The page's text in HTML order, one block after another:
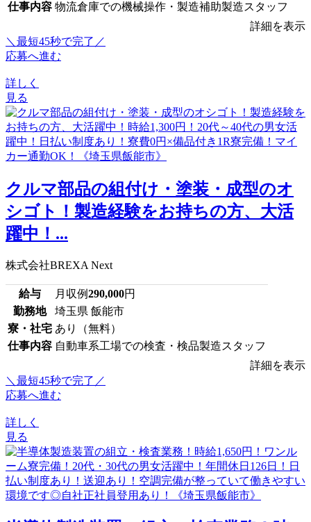
仕事内容 物流倉庫での機械操作・製造補助製造スタッフ
詳細を表示
＼最短45秒で完了／
応募へ進む
詳しく
見る
クルマ部品の組付け・塗装・成型のオ
シゴト！製造経験をお持ちの方、大活
躍中！...
株式会社BREXA Next
給与 月収例290,000円
勤務地
埼玉県 飯能市
寮・社宅 あり（無料）
仕事内容 自動車系工場での検査・検品製造スタッフ
詳細を表示
＼最短45秒で完了／
応募へ進む
詳しく
見る